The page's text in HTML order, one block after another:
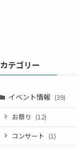
カテゴリー
イベント情報 (39)
お祭り (12)
コンサート (1)